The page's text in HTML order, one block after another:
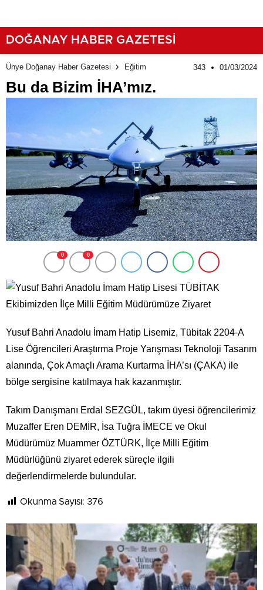
DOĞANAY HABER GAZETESİ
Ünye Doğanay Haber Gazetesi Eğitim 343 01/03/2024
Bu da Bizim İHA’mız.
0 0
Yusuf Bahri Anadolu İmam Hatip Lisemiz, Tübitak 2204-A
Lise Öğrencileri Araştırma Proje Yarışması Teknoloji Tasarım
alanında, Çok Amaçlı Arama Kurtarma İHA’sı (ÇAKA) ile
bölge sergisine katılmaya hak kazanmıştır.
Takım Danışmanı Erdal SEZGÜL, takım üyesi öğrencilerimiz
Muzaffer Eren DEMİR, İsa Tuğra İMECE ve Okul
Müdürümüz Muammer ÖZTÜRK, İlçe Milli Eğitim
Müdürlüğünü ziyaret ederek süreçle ilgili
değerlendirmelerde bulundular.
Okunma Sayısı: 376